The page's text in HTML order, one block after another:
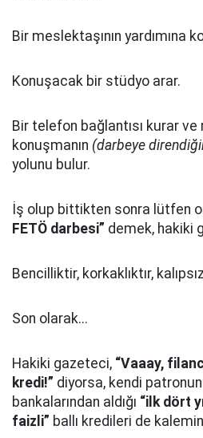
Bir meslektaşının yardımına
Konuşacak bir stüdyo arar.
Bir telefon bağlantısı kurar
konuşmanın (darbeye
yolunu bulur.
İş olup bittikten sonra lütfen
FETÖ darbesi” demek, hakiki
Bencilliktir, korkaklıktır,
Son olarak...
Hakiki gazeteci, “Vaaay,
kredi!” diyorsa, kendi
bankalarından aldığı “ilk dört
faizli” ballı kredileri de